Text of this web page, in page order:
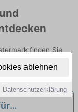
ablehnen
Datenschutzerklärung
finden Sie
von Top-